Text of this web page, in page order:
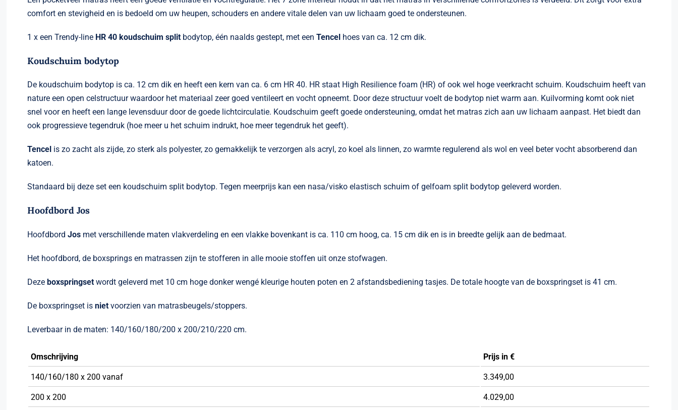
comfort en stevigheid en is bedoeld om uw heupen, schouders en andere vitale delen van uw lichaam goed te ondersteunen.
1 x een Trendy-line HR 40 koudschuim split bodytop, één naalds gestept, met eenTencel hoes van ca. 12 cm dik.
Koudschuim bodytop
De koudschuim bodytop is ca. 12 cm dik en heeft een kern van ca. 6 cm HR 40. HR staat High Resilience foam (HR) of ook wel hoge veerkracht schuim. Koudschuim heeft van
nature een open celstructuur waardoor het materiaal zeer goed ventileert en vocht opneemt. Door deze structuur voelt de bodytop niet warm aan. Kuilvorming komt ook niet
snel voor en heeft een lange levensduur door de goede lichtcirculatie. Koudschuim geeft goede ondersteuning, omdat het matras zich aan uw lichaam aanpast. Het biedt dan
ook progressieve tegendruk (hoe meer u het schuim indrukt, hoe meer tegendruk het geeft).
Tencel is zo zacht als zijde, zo sterk als polyester, zo gemakkelijk te verzorgen als acryl, zo koel als linnen, zo warmte regulerend als wol en veel beter vocht absorberend dan
katoen.
Standaard bij deze set een koudschuim split bodytop. Tegen meerprijs kan een nasa/visko elastisch schuim of gelfoam split bodytop geleverd worden.
Hoofdbord Jos
HoofdbordJos met verschillende maten vlakverdeling en een vlakke bovenkant is ca. 110 cm hoog, ca. 15 cm dik en is in breedte gelijk aan de bedmaat.
Het hoofdbord, de boxsprings en matrassen zijn te stofferen in alle mooie stoffen uit onze stofwagen.
Deze boxspringsetwordt geleverd met 10 cm hoge donker wengé kleurige houten poten en 2 afstandsbediening tasjes. De totale hoogte van de boxspringset is 41 cm.
De boxspringset isniet voorzien van matrasbeugels/stoppers.
Leverbaar in de maten: 140/160/180/200 x 200/210/220 cm.
Omschrijving Prijs in €
140/160/180 x 200 vanaf 3.349,00
200 x 200
4.029,00